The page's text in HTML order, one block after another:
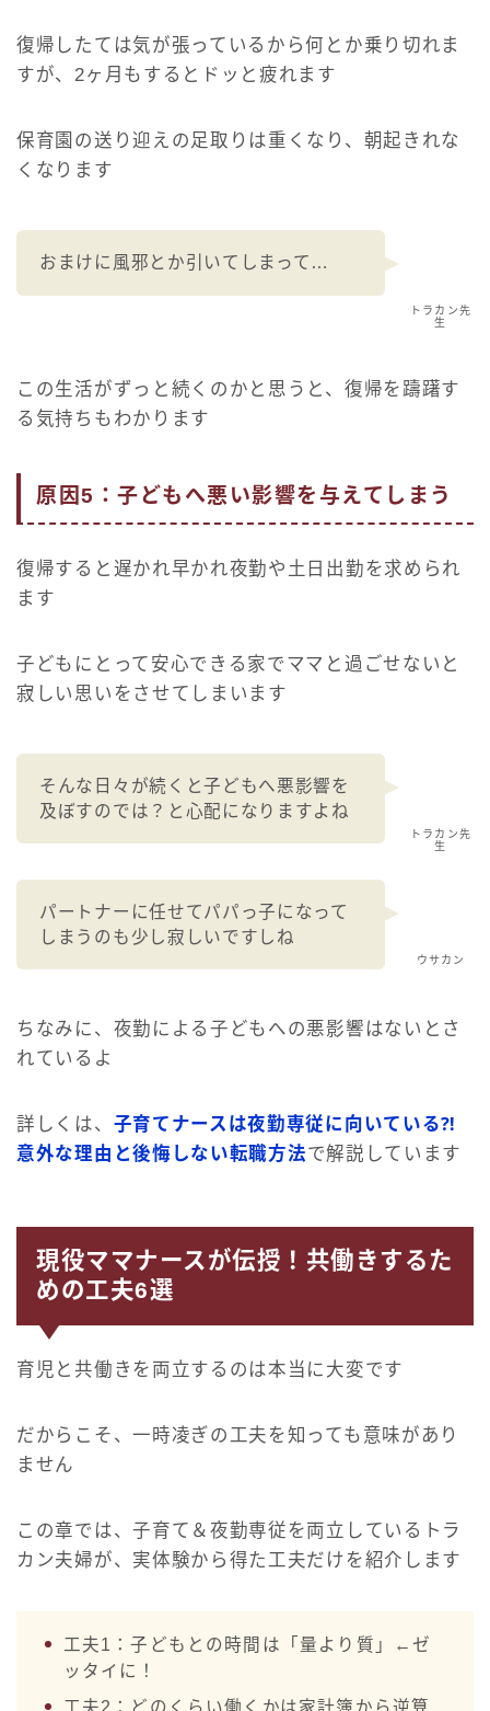
復帰したては気が張っているから何とか乗り切れま
すが、2ヶ月もするとドッと疲れます
保育園の送り迎えの足取りは重くなり、朝起きれな
くなります
トラカン先
生
おまけに風邪とか引いてしまって…
この生活がずっと続くのかと思うと、復帰を躊躇す
る気持ちもわかります
原因5：子どもへ悪い影響を与えてしまう
復帰すると遅かれ早かれ夜勤や土日出勤を求められ
ます
子どもにとって安心できる家でママと過ごせないと
寂しい思いをさせてしまいます
トラカン先
生
そんな日々が続くと子どもへ悪影響を
及ぼすのでは？と心配になりますよね
ウサカン
パートナーに任せてパパっ子になって
しまうのも少し寂しいですしね
ちなみに、夜勤による子どもへの悪影響はないとさ
れているよ
詳しくは、 子育てナースは夜勤専従に向いている⁈
意外な理由と後悔しない転職方法で解説しています
現役ママナースが伝授！共働きするた
めの工夫6選
育児と共働きを両立するのは本当に大変です
だからこそ、一時凌ぎの工夫を知っても意味があり
ません
この章では、子育て＆夜勤専従を両立しているトラ
カン夫婦が、実体験から得た工夫だけを紹介します
工夫1：子どもとの時間は「量より質」←ゼ
ッタイに！
工夫2：どのくらい働くかは家計簿から逆算